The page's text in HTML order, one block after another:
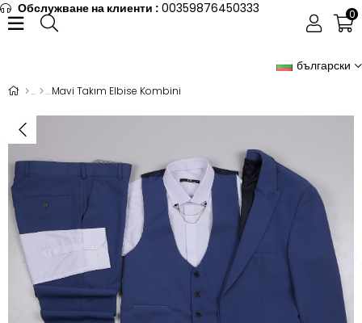
Обслужване на клиенти : 00359876450333
български
0
Mavi Takım Elbise Kombini